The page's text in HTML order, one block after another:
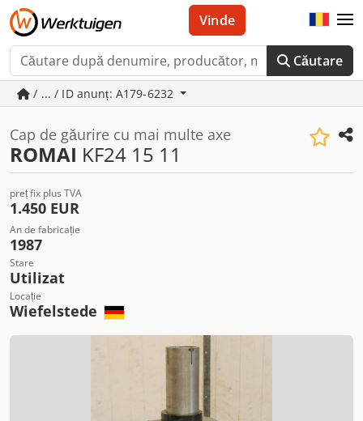
Căutare
Vinde
/ ... / ID anunț: A179-6232
Cap de găurire cu mai multe axe
ROMAI KF24 15 11
preț fix plus TVA
1.450 EUR
An de fabricație
1987
Stare
Utilizat
Locație
Wiefelstede